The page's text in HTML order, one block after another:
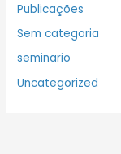
Publicações
Sem categoria
seminario
Uncategorized